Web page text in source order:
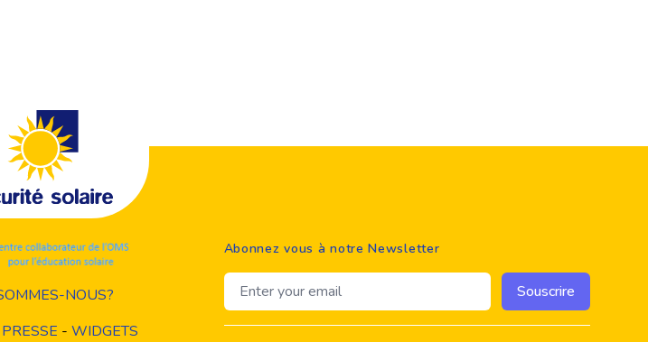
NOUS?
- WIDGETS
Abonnez vous à notre Newsletter
Email address Souscrire